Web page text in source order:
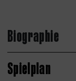
Biographie
Spielplan